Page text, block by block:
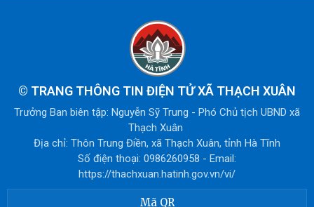
© TRANG THÔNG TIN ĐIỆN TỬ XÃ THẠCH XUÂN
Trưởng Ban biên tập: Nguyễn Sỹ Trung - Phó Chủ tịch UBND xã
Thạch Xuân
Địa chỉ: Thôn Trung Điền, xã Thạch Xuân, tỉnh Hà Tĩnh
Số điện thoại: 0986260958 - Email:
https://thachxuan.hatinh.gov.vn/vi/
Mã QR